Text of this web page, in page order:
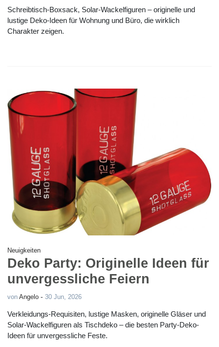
Schreibtisch-Boxsack, Solar-Wackelfiguren – originelle und
lustige Deko-Ideen für Wohnung und Büro, die wirklich
Charakter zeigen.
Neuigkeiten
Deko Party: Originelle Ideen für
unvergessliche Feiern
von Angelo - 30 Jun, 2026
Verkleidungs-Requisiten, lustige Masken, originelle Gläser und
Solar-Wackelfiguren als Tischdeko – die besten Party-Deko-
Ideen für unvergessliche Feste.